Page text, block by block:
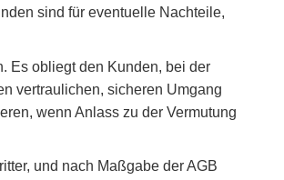
sind für eventuelle Nachteile,
Es obliegt den Kunden, bei der
vertraulichen, sicheren Umgang
wenn Anlass zu der Vermutung
und nach Maßgabe der AGB